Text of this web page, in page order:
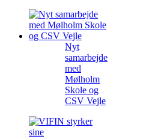
Nyt
samarbejde
med
Mølholm
Skole og
CSV Vejle